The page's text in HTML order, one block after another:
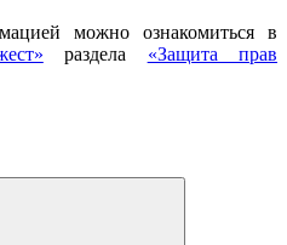
можно ознакомиться в
раздела «Защита прав